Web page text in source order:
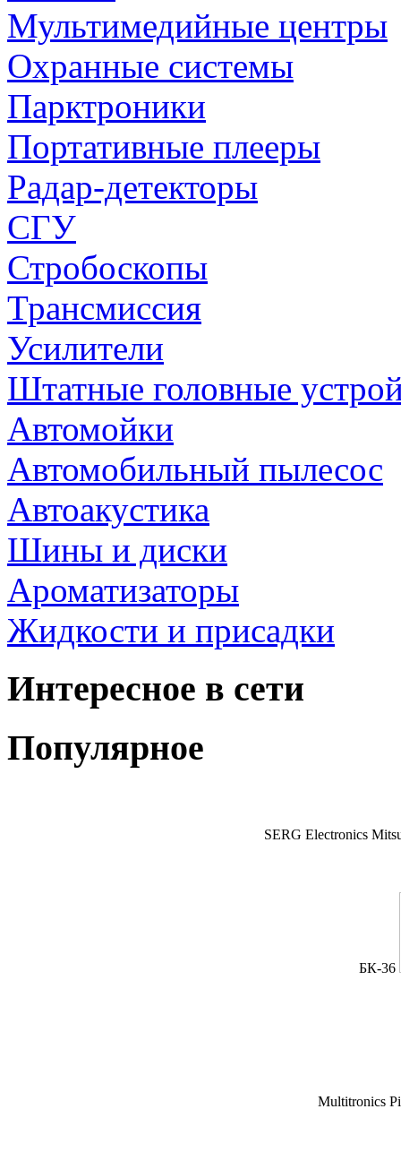
Мультимедийные центры
Охранные системы
Парктроники
Портативные плееры
Радар-детекторы
СГУ
Стробоскопы
Трансмиссия
Усилители
Штатные головные
Автомойки
Автомобильный пылесос
Автоакустика
Шины и диски
Ароматизаторы
Жидкости и присадки
Интересное в сети
Популярное
SERG Electronics
БК-36
Multitronics